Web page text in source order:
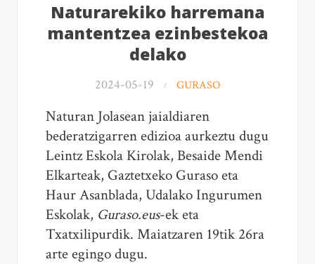
Naturarekiko harremana
mantentzea ezinbestekoa
delako
2024-05-19 GURASO
Naturan Jolasean jaialdiaren
bederatzigarren edizioa aurkeztu dugu
Leintz Eskola Kirolak, Besaide Mendi
Elkarteak, Gaztetxeko Guraso eta
Haur Asanblada, Udalako Ingurumen
Eskolak, Guraso.eus-ek eta
Txatxilipurdik. Maiatzaren 19tik 26ra
arte egingo dugu.